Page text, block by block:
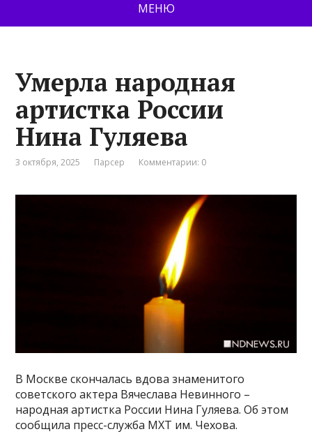
МЕНЮ
Умерла народная
артистка России
Нина Гуляева
3 октября, 2025 Парсер Комментарии: 0
В Москве скончалась вдова знаменитого
советского актера Вячеслава Невинного –
народная артистка России Нина Гуляева. Об этом
сообщила пресс-служба МХТ им. Чехова.